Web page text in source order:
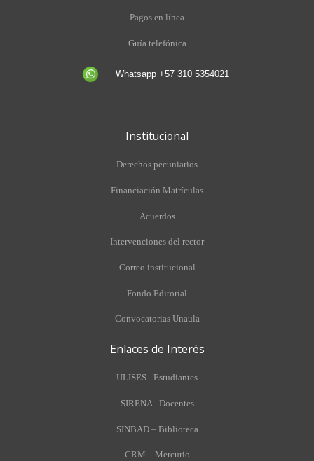
Pagos en línea
Guía telefónica
Whatsapp +57 310 5354021
Institucional
Derechos pecuniarios
Financiación Matrículas
Acuerdos
Intervenciones del rector
Correo institucional
Fondo Editorial
Convocatorias Unaula
Enlaces de Interés
ULISES - Estudiantes
SIRENA - Docentes
SINBAD – Biblioteca
CRM – Mercurio